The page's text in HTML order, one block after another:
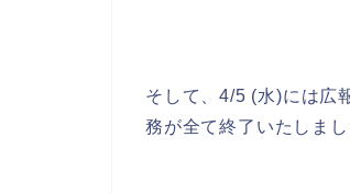
そして、4/5 (水)には広
務が全て終了いたしまし